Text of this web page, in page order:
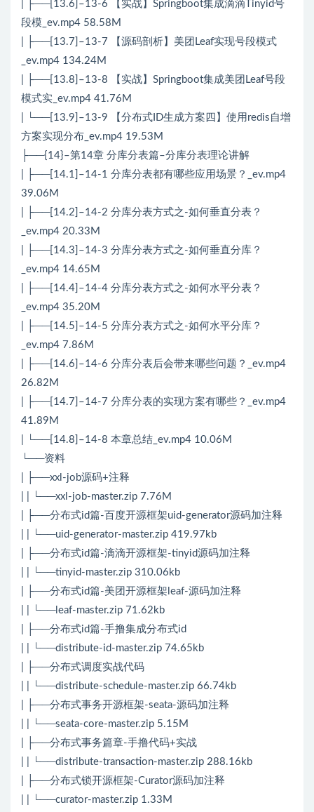
| ├──[13.6]–13-6 【实战】Springboot集成滴滴Tinyid号
段模_ev.mp4 58.58M
| ├──[13.7]–13-7 【源码剖析】美团Leaf实现号段模式
_ev.mp4 134.24M
| ├──[13.8]–13-8 【实战】Springboot集成美团Leaf号段
模式实_ev.mp4 41.76M
| └──[13.9]–13-9 【分布式ID生成方案四】使用redis自增
方案实现分布_ev.mp4 19.53M
├──{14}–第14章 分库分表篇–分库分表理论讲解
| ├──[14.1]–14-1 分库分表都有哪些应用场景？_ev.mp4
39.06M
| ├──[14.2]–14-2 分库分表方式之-如何垂直分表？
_ev.mp4 20.33M
| ├──[14.3]–14-3 分库分表方式之-如何垂直分库？
_ev.mp4 14.65M
| ├──[14.4]–14-4 分库分表方式之-如何水平分表？
_ev.mp4 35.20M
| ├──[14.5]–14-5 分库分表方式之-如何水平分库？
_ev.mp4 7.86M
| ├──[14.6]–14-6 分库分表后会带来哪些问题？_ev.mp4
26.82M
| ├──[14.7]–14-7 分库分表的实现方案有哪些？_ev.mp4
41.89M
| └──[14.8]–14-8 本章总结_ev.mp4 10.06M
└──资料
| ├──xxl-job源码+注释
| | └──xxl-job-master.zip 7.76M
| ├──分布式id篇-百度开源框架uid-generator源码加注释
| | └──uid-generator-master.zip 419.97kb
| ├──分布式id篇-滴滴开源框架-tinyid源码加注释
| | └──tinyid-master.zip 310.06kb
| ├──分布式id篇-美团开源框架leaf-源码加注释
| | └──leaf-master.zip 71.62kb
| ├──分布式id篇-手撸集成分布式id
| | └──distribute-id-master.zip 74.65kb
| ├──分布式调度实战代码
| | └──distribute-schedule-master.zip 66.74kb
| ├──分布式事务开源框架-seata-源码加注释
| | └──seata-core-master.zip 5.15M
| ├──分布式事务篇章-手撸代码+实战
| | └──distribute-transaction-master.zip 288.16kb
| ├──分布式锁开源框架-Curator源码加注释
| | └──curator-master.zip 1.33M